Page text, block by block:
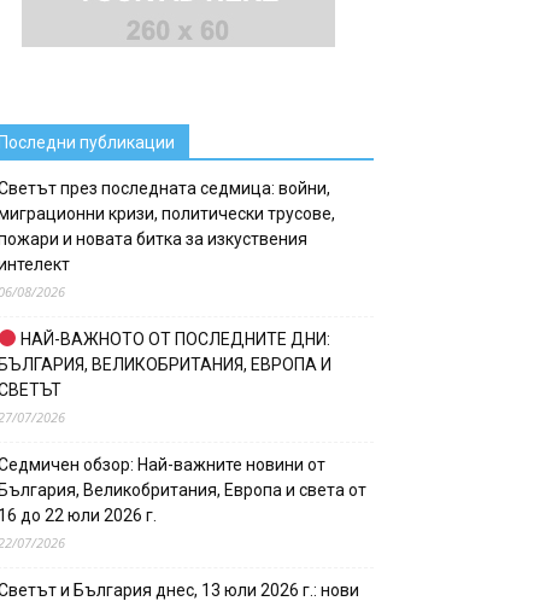
публикации
през последната седмица: войни,
кризи, политически трусове,
и новата битка за изкуствения
08/2026
НАЙ-ВАЖНОТО ОТ ПОСЛЕДНИТЕ ДНИ:
ВЕЛИКОБРИТАНИЯ, ЕВРОПА И
07/2026
обзор: Най-важните новини от
Великобритания, Европа и света от
до 22 юли 2026 г.
07/2026
и България днес, 13 юли 2026 г.: нови